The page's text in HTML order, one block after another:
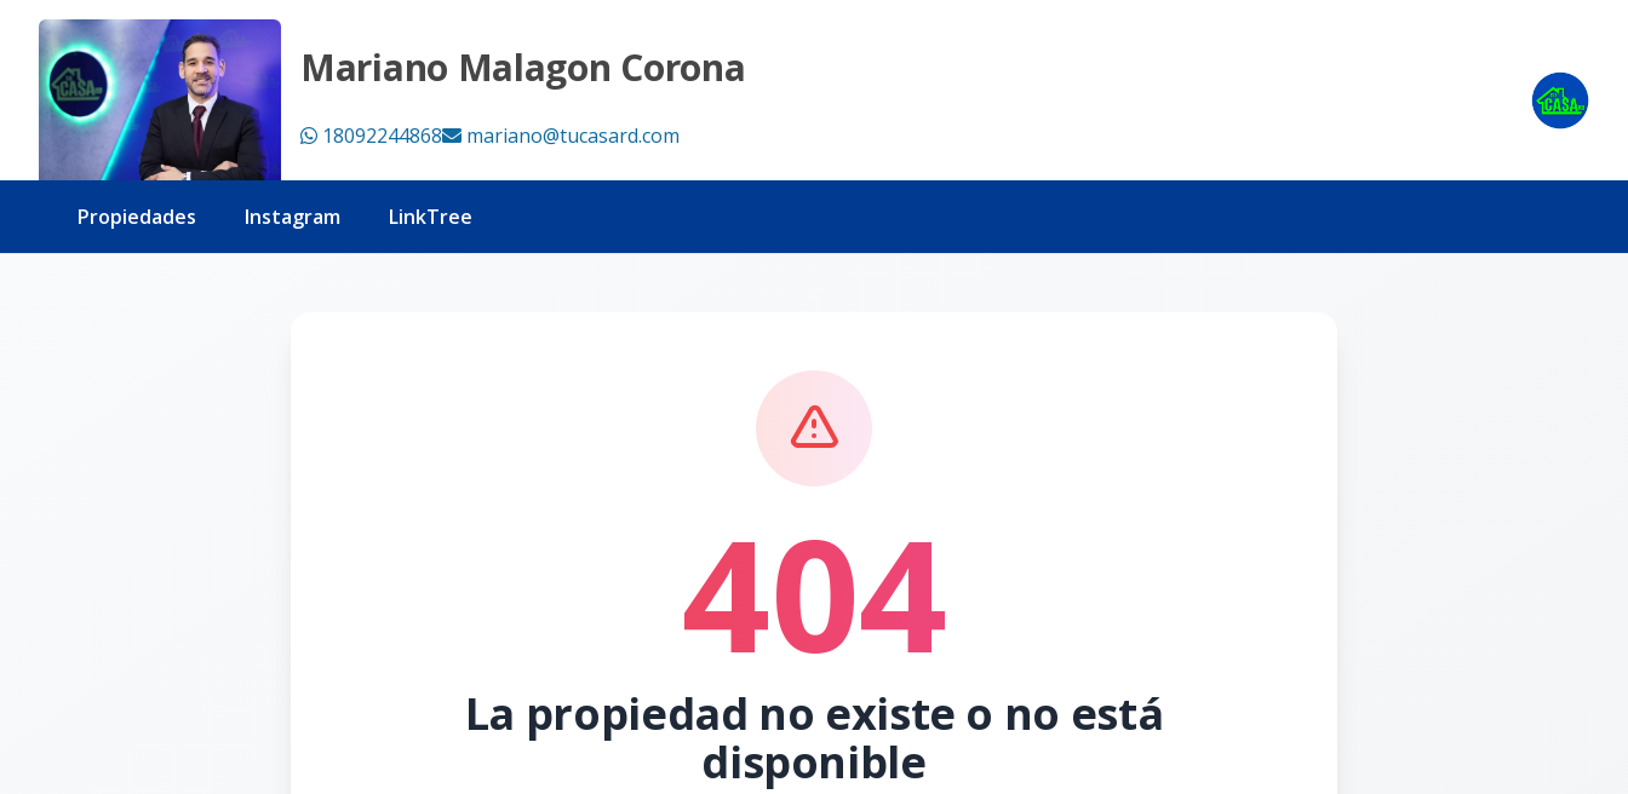
Mariano Malagon Corona
18092244868 mariano@tucasard.com
Propiedades Instagram LinkTree
404
La propiedad no existe o no está
disponible
Página no encontrada - Tu Casa RD